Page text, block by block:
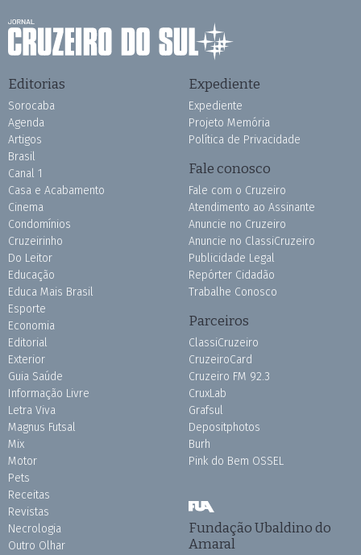
Editorias
Sorocaba
Agenda
Artigos
Brasil
Canal 1
Casa e Acabamento
Cinema
Condomínios
Cruzeirinho
Do Leitor
Educação
Educa Mais Brasil
Esporte
Economia
Editorial
Exterior
Guia Saúde
Informação Livre
Letra Viva
Magnus Futsal
Mix
Motor
Pets
Receitas
Revistas
Necrologia
Outro Olhar
Expediente
Expediente
Projeto Memória
Política de Privacidade
Fale conosco
Fale com o Cruzeiro
Atendimento ao Assinante
Anuncie no Cruzeiro
Anuncie no ClassiCruzeiro
Publicidade Legal
Repórter Cidadão
Trabalhe Conosco
Parceiros
ClassiCruzeiro
CruzeiroCard
Cruzeiro FM 92.3
CruxLab
Grafsul
Depositphotos
Burh
Pink do Bem OSSEL
Fundação Ubaldino do
Amaral